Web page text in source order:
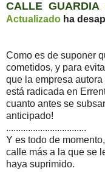
CALLE GUARDIA
Actualizado ha
Como es de suponer
cometidos, y para
que la empresa
está radicada en
cuanto antes se
anticipado!
.................................
Y es todo de
calle más a la que se
haya suprimido.